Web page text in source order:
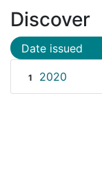
Discover
Date issued
1 2020